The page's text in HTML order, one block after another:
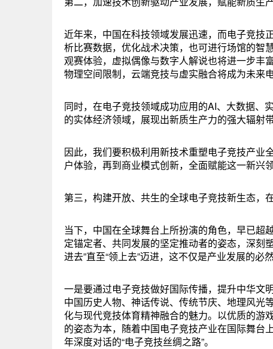
近年来，中国在科技领域发展迅速，而电子竞技
析比赛数据，优化战术决策，也可进行场馆的
观赛体验，虚拟偶像与数字人解说也将进一步丰
物理空间限制，云端竞技与虚实融合将成为未来
同时，在电子竞技领域成功应用的AI、大数据、
的实体经济领域，展现出新质生产力的强大辐射带
因此，我们要积极利用新技术重塑电子竞技产业
户体验，再到商业模式创新，全面赋能这一新兴
第三，构建开放、共生的全球电子竞技新生态，
当下，中国在全球舞台上所扮演的角色，早已超
定锚定者、共同发展的坚定推动者的姿态，深刻
进去”直至“领上去”迈进，这不仅是产业发展的必
一是要通过电子竞技做好国际传播，提升中华文
中国历史人物、神话传说、传统节庆、地理风光
化与现代竞技体育精神融合的魅力。以优质的游
的姿态为本，随着中国电子竞技产业在国际舞台
年深度对话的“电子竞技丝绸之路”。